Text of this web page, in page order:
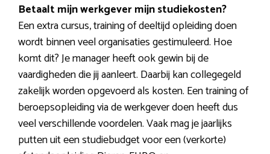
Betaalt mijn werkgever mijn studiekosten?
Een extra cursus, training of deeltijd opleiding doen
wordt binnen veel organisaties gestimuleerd. Hoe
komt dit? Je manager heeft ook gewin bij de
vaardigheden die jij aanleert. Daarbij kan collegegeld
zakelijk worden opgevoerd als kosten. Een training of
beroepsopleiding via de werkgever doen heeft dus
veel verschillende voordelen. Vaak mag je jaarlijks
putten uit een studiebudget voor een (verkorte)